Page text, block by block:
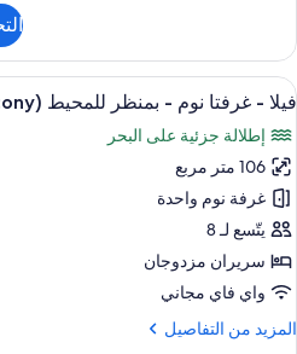
فيلا
غرفة
واحدة
بشرفة
استعراض
جميع
صور
فيلا
-
غرفتا
نوم
-
بمنظر
للمحيط
9
فيلا - غرفتا نوم - بمنظر للمحيط (Balcony)
إطلالة جزئية على البحر
106 متر مربع
غرفة نوم واحدة
يتّسع لـ 8
سريران مزدوجان
واي فاي مجاني
المزيد من التفاصيل
المزيد